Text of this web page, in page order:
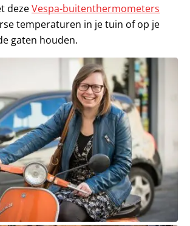
dezeVespa-buitenthermometers
temperaturen in je tuin of op je
gaten houden.